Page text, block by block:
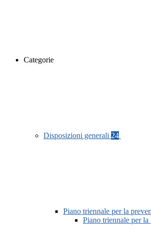
Categorie
Disposizioni generali 24
Piano triennale per la
Piano triennale per